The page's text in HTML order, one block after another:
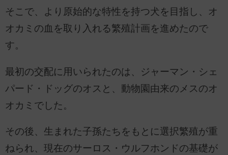
そこで、より原始的な特性を持つ犬を目指し、オ
オカミの血を取り入れる繁殖計画を進めたので
す。
最初の交配に用いられたのは、ジャーマン・シェ
パード・ドッグのオスと、動物園由来のメスのオ
オカミでした。
その後、生まれた子孫たちをもとに選択繁殖が重
ねられ、現在のサーロス・ウルフホンドの基礎が